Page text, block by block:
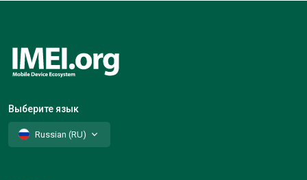
Выберите язык
Russian (RU)